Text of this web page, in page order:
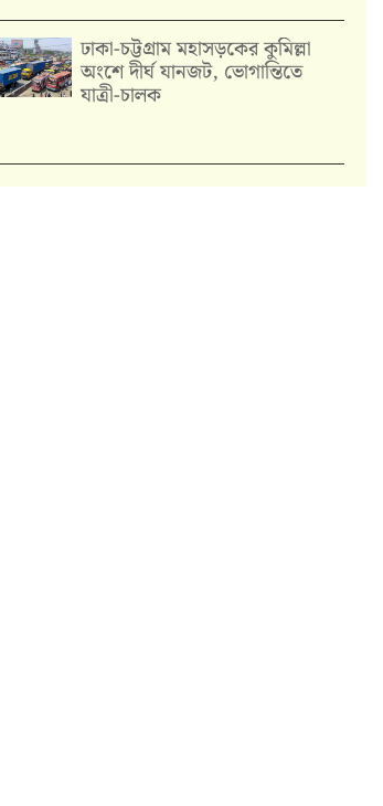
ঢাকা-চট্টগ্রাম মহাসড়কের কুমিল্লা
অংশে দীর্ঘ যানজট, ভোগান্তিতে
যাত্রী-চালক